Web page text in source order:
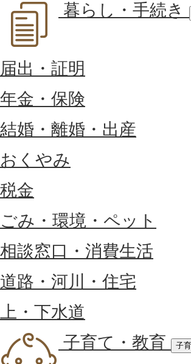
索
暮らし・手続き
届出・証明
年金・保険
結婚・離婚・出産
おくやみ
税金
ごみ・環境・ペット
相談窓口・消費生活
道路・河川・住宅
上・下水道
子育て・教育
子